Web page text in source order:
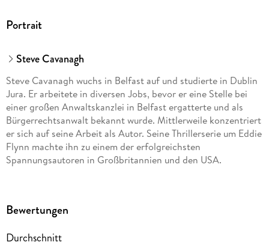
Portrait
Steve Cavanagh
Steve Cavanagh wuchs in Belfast auf und studierte in Dublin
Jura. Er arbeitete in diversen Jobs, bevor er eine Stelle bei
einer großen Anwaltskanzlei in Belfast ergatterte und als
Bürgerrechtsanwalt bekannt wurde. Mittlerweile konzentriert
er sich auf seine Arbeit als Autor. Seine Thrillerserie um Eddie
Flynn machte ihn zu einem der erfolgreichsten
Spannungsautoren in Großbritannien und den USA.
Bewertungen
Durchschnitt